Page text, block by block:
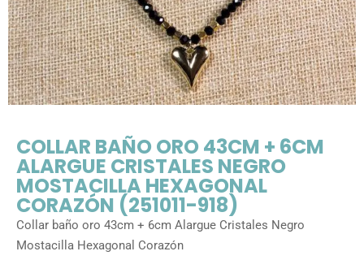
COLLAR BAÑO ORO 43CM + 6CM
ALARGUE CRISTALES NEGRO
MOSTACILLA HEXAGONAL
CORAZÓN (251011-918)
Collar baño oro 43cm + 6cm Alargue Cristales Negro
Mostacilla Hexagonal Corazón